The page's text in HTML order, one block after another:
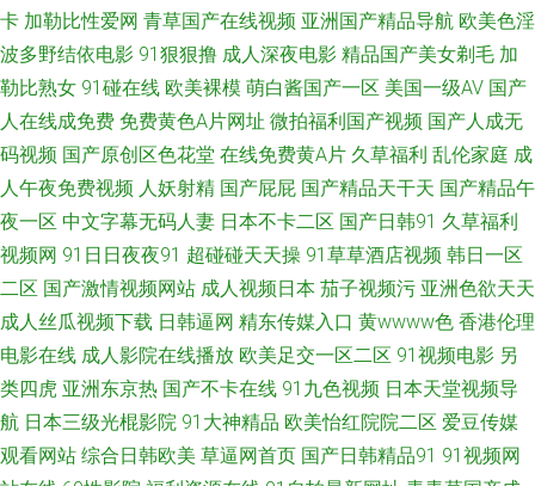
韩中文有码在线 2018电影天堂 另类图片欧美色图 亚洲一级中文字 国产亚洲
福利在线观看 无套内谢少妇毛片A片樱花 高清电影迅雷下载 日本电影一区二
区 99re国产在线 母亲5免费高清电视剧在线看 在线中文字幕日韩 精品国产自
在现 亚洲欧美日韩国产综 国产噜噜 三级片播放器 wwwwww欧美 欧美日韩
费激情视频 高清国产美女* 日本护士zz 91视频18 男女在线免费视频 在线观
看日韩在线视频 黄色视屏网站 香蕉视频在线下载 国产三級精品专区 网址大
卡 加勒比性爱网 青草国产在线视频 亚洲国产精品导航 欧美色淫
波多野结依电影 91狠狠撸 成人深夜电影 精品国产美女剃毛 加
勒比熟女 91碰在线 欧美裸模 萌白酱国产一区 美国一级AV 国产
人在线成免费 免费黄色A片网址 微拍福利国产视频 国产人成无
码视频 国产原创区色花堂 在线免费黄A片 久草福利 乱伦家庭 成
人午夜免费视频 人妖射精 国产屁屁 国产精品天干天 国产精品午
夜一区 中文字幕无码人妻 日本不卡二区 国产日韩91 久草福利
视频网 91日日夜夜91 超碰碰天天操 91草草酒店视频 韩日一区
二区 国产激情视频网站 成人视频日本 茄子视频污 亚洲色欲天天
成人丝瓜视频下载 日韩逼网 精东传媒入口 黄wwww色 香港伦理
电影在线 成人影院在线播放 欧美足交一区二区 91视频电影 另
类四虎 亚洲东京热 国产不卡在线 91九色视频 日本天堂视频导
航 日本三级光棍影院 91大神精品 欧美怡红院院二区 爱豆传媒
观看网站 综合日韩欧美 草逼网首页 国产日韩精品91 91视频网